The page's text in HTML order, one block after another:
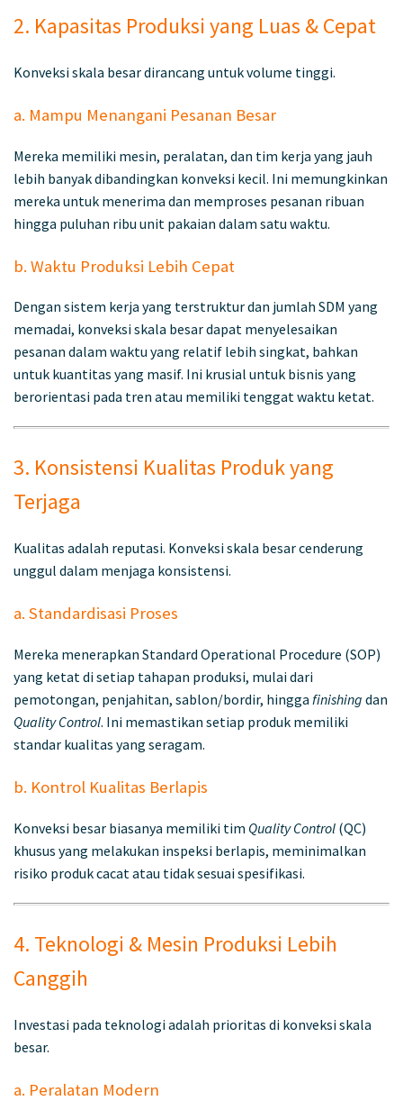
2. Kapasitas Produksi yang Luas & Cepat
Konveksi skala besar dirancang untuk volume tinggi.
a. Mampu Menangani Pesanan Besar
Mereka memiliki mesin, peralatan, dan tim kerja yang jauh
lebih banyak dibandingkan konveksi kecil. Ini memungkinkan
mereka untuk menerima dan memproses pesanan ribuan
hingga puluhan ribu unit pakaian dalam satu waktu.
b. Waktu Produksi Lebih Cepat
Dengan sistem kerja yang terstruktur dan jumlah SDM yang
memadai, konveksi skala besar dapat menyelesaikan
pesanan dalam waktu yang relatif lebih singkat, bahkan
untuk kuantitas yang masif. Ini krusial untuk bisnis yang
berorientasi pada tren atau memiliki tenggat waktu ketat.
3. Konsistensi Kualitas Produk yang
Terjaga
Kualitas adalah reputasi. Konveksi skala besar cenderung
unggul dalam menjaga konsistensi.
a. Standardisasi Proses
Mereka menerapkan Standard Operational Procedure (SOP)
yang ketat di setiap tahapan produksi, mulai dari
pemotongan, penjahitan, sablon/bordir, hingga finishing dan
Quality Control. Ini memastikan setiap produk memiliki
standar kualitas yang seragam.
b. Kontrol Kualitas Berlapis
Konveksi besar biasanya memiliki tim Quality Control (QC)
khusus yang melakukan inspeksi berlapis, meminimalkan
risiko produk cacat atau tidak sesuai spesifikasi.
4. Teknologi & Mesin Produksi Lebih
Canggih
Investasi pada teknologi adalah prioritas di konveksi skala
besar.
a. Peralatan Modern